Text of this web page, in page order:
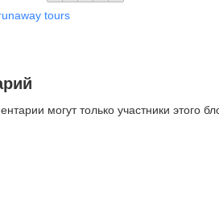
tours
могут только участники этого